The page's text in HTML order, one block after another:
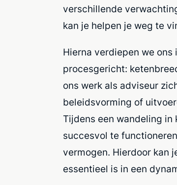
verschillende
kan je helpen je weg te
Hierna verdiepen we
procesgericht:
ons werk als adviseur
beleidsvorming of
Tijdens een wandeling
succesvol te
vermogen. Hierdoor kan
essentieel is in een